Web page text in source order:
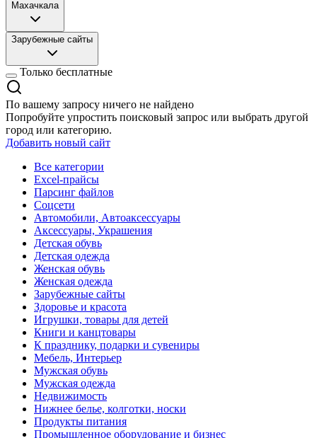
Махачкала
Зарубежные сайты
Только бесплатные
По вашему запросу ничего не найдено
Попробуйте упростить поисковый запрос или выбрать другой
город или категорию.
Добавить новый сайт
Все категории
Excel-прайсы
Парсинг файлов
Соцсети
Автомобили, Автоаксессуары
Аксессуары, Украшения
Детская обувь
Детская одежда
Женская обувь
Женская одежда
Зарубежные сайты
Здоровье и красота
Игрушки, товары для детей
Книги и канцтовары
К празднику, подарки и сувениры
Мебель, Интерьер
Мужская обувь
Мужская одежда
Недвижимость
Нижнее белье, колготки, носки
Продукты питания
Промышленное оборудование и бизнес